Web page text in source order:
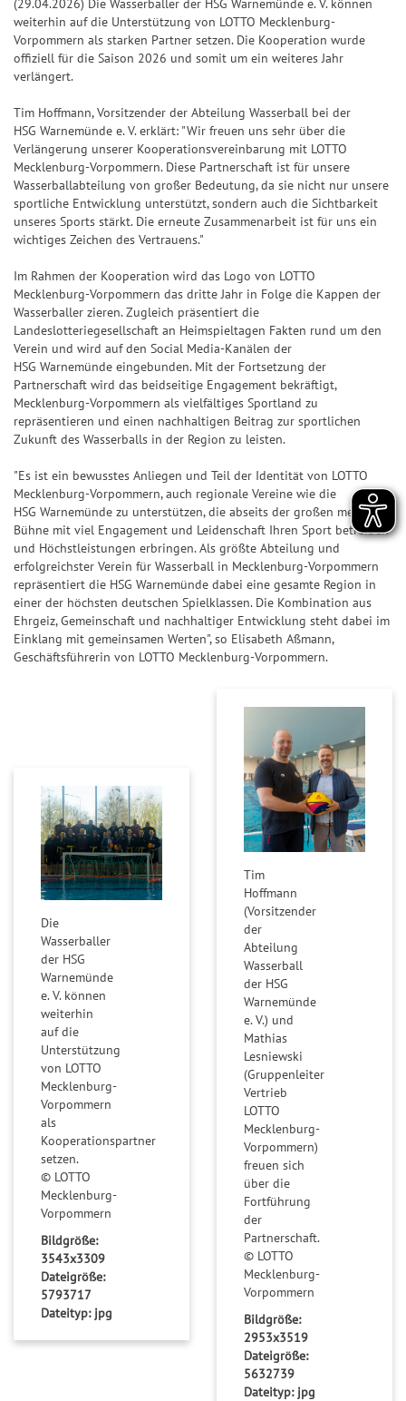
7
7
U
P
E
R
6
G
ü
c
k
s
S
p
ir
a
e
S
i
e
g
e
r-
C
p
o
t
&
G
e
w
i
n
e
F
e
h
l
e
n
d
e
Z
a
h
l
e
n
T
r
p
i
7
7
S
U
P
E
6
Jac
kp
ot-
r
ke
n
+6
+7
+8
+9 +10
p
i
7
7
S
U
P
E
6
Pr
oje
ktf
ru
ng
Natu
r-
Um
welt
schu
dan
k
BIN
GO!
i
e
r
-
C
h
a
n
e
S
p
i
e
l
7
7
S
U
P
E
R
6
5
Ge
za
hle
n
e
r
l
a
n
z
G
c
k
s
-
T
i
p
p
l
e
it
n
g
G
e
w
i
n
z
a
h
l
e
n
&
u
o
t
e
n
S
p
i
e
n
S
p
l
a
n
l
e
it
n
g
G
e
w
i
n
n
z
a
h
l
e
n
&
Q
u
p
i
e
l
p
(29.04.2026) Die Wasserballer der HSG Warnemünde e. V. können
weiterhin auf die Unterstützung von LOTTO Mecklenburg-
Vorpommern als starken Partner setzen. Die Kooperation wurde
offiziell für die Saison 2026 und somit um ein weiteres Jahr
verlängert.
Tim Hoffmann, Vorsitzender der Abteilung Wasserball bei der
HSG Warnemünde e. V. erklärt: "Wir freuen uns sehr über die
Verlängerung unserer Kooperationsvereinbarung mit LOTTO
Mecklenburg-Vorpommern. Diese Partnerschaft ist für unsere
Wasserballabteilung von großer Bedeutung, da sie nicht nur unsere
sportliche Entwicklung unterstützt, sondern auch die Sichtbarkeit
unseres Sports stärkt. Die erneute Zusammenarbeit ist für uns ein
wichtiges Zeichen des Vertrauens."
Im Rahmen der Kooperation wird das Logo von LOTTO
Mecklenburg-Vorpommern das dritte Jahr in Folge die Kappen der
Wasserballer zieren. Zugleich präsentiert die
Landeslotteriegesellschaft an Heimspieltagen Fakten rund um den
Verein und wird auf den Social Media-Kanälen der
HSG Warnemünde eingebunden. Mit der Fortsetzung der
Partnerschaft wird das beidseitige Engagement bekräftigt,
Mecklenburg-Vorpommern als vielfältiges Sportland zu
repräsentieren und einen nachhaltigen Beitrag zur sportlichen
Zukunft des Wasserballs in der Region zu leisten.
"Es ist ein bewusstes Anliegen und Teil der Identität von LOTTO
Mecklenburg-Vorpommern, auch regionale Vereine wie die
HSG Warnemünde zu unterstützen, die abseits der großen medialen
Bühne mit viel Engagement und Leidenschaft Ihren Sport betreiben
und Höchstleistungen erbringen. Als größte Abteilung und
erfolgreichster Verein für Wasserball in Mecklenburg-Vorpommern
repräsentiert die HSG Warnemünde dabei eine gesamte Region in
einer der höchsten deutschen Spielklassen. Die Kombination aus
Ehrgeiz, Gemeinschaft und nachhaltiger Entwicklung steht dabei im
Einklang mit gemeinsamen Werten", so Elisabeth Aßmann,
Geschäftsführerin von LOTTO Mecklenburg-Vorpommern.
Die
Wasserballer
der HSG
Warnemünde
e. V. können
weiterhin
auf die
Unterstützung
von LOTTO
Mecklenburg-
Vorpommern
als
Kooperationspartner
setzen.
© LOTTO
Mecklenburg-
Vorpommern
Bildgröße:
3543x3309
Dateigröße:
5793717
Dateityp: jpg
Tim
Hoffmann
(Vorsitzender
der
Abteilung
Wasserball
der HSG
Warnemünde
e. V.) und
Mathias
Lesniewski
(Gruppenleiter
Vertrieb
LOTTO
Mecklenburg-
Vorpommern)
freuen sich
über die
Fortführung
der
Partnerschaft.
© LOTTO
Mecklenburg-
Vorpommern
Bildgröße:
2953x3519
Dateigröße:
5632739
Dateityp: jpg